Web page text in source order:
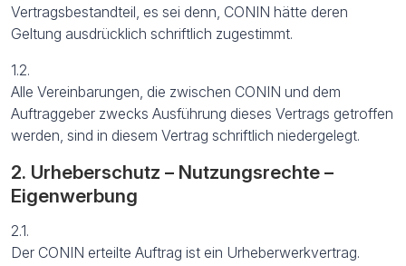
Vertragsbestandteil, es sei denn, CONIN hätte deren
Geltung ausdrücklich schriftlich zugestimmt.
1.2.
Alle Vereinbarungen, die zwischen CONIN und dem
Auftraggeber zwecks Ausführung dieses Vertrags getroffen
werden, sind in diesem Vertrag schriftlich niedergelegt.
2. Urheberschutz – Nutzungsrechte –
Eigenwerbung
2.1.
Der CONIN erteilte Auftrag ist ein Urheberwerkvertrag.